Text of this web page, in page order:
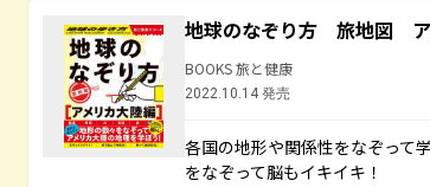
地球のなぞり方 旅地図 ア
BOOKS 旅と健康
2022.10.14 発売
各国の地形や関係性をなぞって
をなぞって脳もイキイキ！